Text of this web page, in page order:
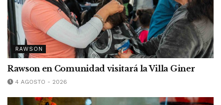
RAWSON
Rawson en Comunidad visitará la Villa Giner
4 AGOSTO - 2026